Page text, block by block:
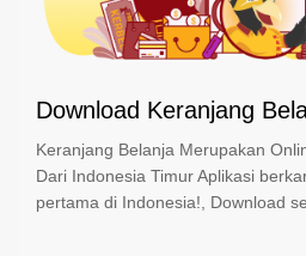
Download Keranjang
Keranjang Belanja Merupakan
Dari Indonesia Timur Aplikasi
pertama di Indonesia!, Download